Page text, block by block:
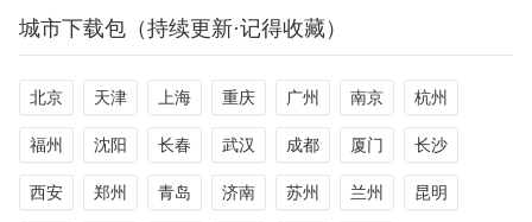
城市下载包（持续更新·记得收藏）
北京 天津 上海 重庆 广州 南京 杭州
福州 沈阳 长春 武汉 成都 厦门 长沙
西安 郑州 青岛 济南 苏州 兰州 昆明